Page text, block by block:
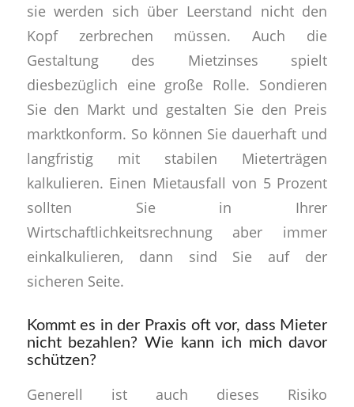
sie werden sich über Leerstand nicht den
Kopf zerbrechen müssen. Auch die
Gestaltung des Mietzinses spielt
diesbezüglich eine große Rolle. Sondieren
Sie den Markt und gestalten Sie den Preis
marktkonform. So können Sie dauerhaft und
langfristig mit stabilen Mieterträgen
kalkulieren. Einen Mietausfall von 5 Prozent
sollten Sie in Ihrer
Wirtschaftlichkeitsrechnung aber immer
einkalkulieren, dann sind Sie auf der
sicheren Seite.
Kommt es in der Praxis oft vor, dass Mieter
nicht bezahlen? Wie kann ich mich davor
schützen?
Generell ist auch dieses Risiko